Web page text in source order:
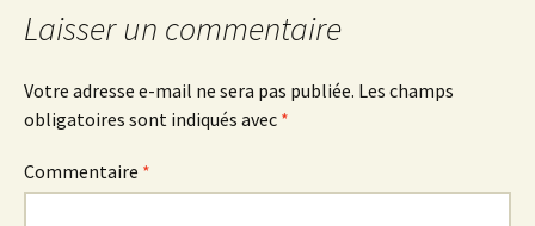
articles
Laisser un commentaire
Votre adresse e-mail ne sera pas publiée. Les champs
obligatoires sont indiqués avec *
Commentaire *